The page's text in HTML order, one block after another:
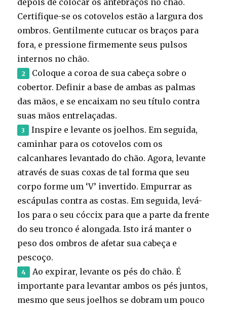
depois de colocar os antebraços no chão.
Certifique-se os cotovelos estão a largura dos
ombros. Gentilmente cutucar os braços para
fora, e pressione firmemente seus pulsos
internos no chão.
Coloque a coroa de sua cabeça sobre o
cobertor. Definir a base de ambas as palmas
das mãos, e se encaixam no seu título contra
suas mãos entrelaçadas.
Inspire e levante os joelhos. Em seguida,
caminhar para os cotovelos com os
calcanhares levantado do chão. Agora, levante
através de suas coxas de tal forma que seu
corpo forme um ‘V’ invertido. Empurrar as
escápulas contra as costas. Em seguida, levá-
los para o seu cóccix para que a parte da frente
do seu tronco é alongada. Isto irá manter o
peso dos ombros de afetar sua cabeça e
pescoço.
Ao expirar, levante os pés do chão. É
importante para levantar ambos os pés juntos,
mesmo que seus joelhos se dobram um pouco